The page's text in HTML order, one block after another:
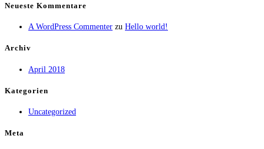
Neueste Kommentare
A WordPress Commenter zu Hello world!
Archiv
April 2018
Kategorien
Uncategorized
Meta